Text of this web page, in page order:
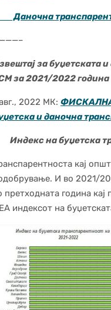
за буџетскатa
за 2021/2022 година
2022 МК:
и даночна
на буџетска
кај
И во 2021/
претходната година
индексот на